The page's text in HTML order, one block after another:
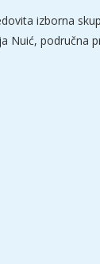
izborna
Nuić,